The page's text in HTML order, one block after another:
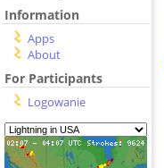
Information
Apps
About
For Participants
Logowanie